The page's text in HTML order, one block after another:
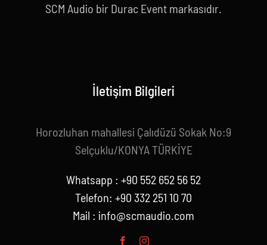
SCM Audio bir Durac Event markasıdır.
İletişim Bilgileri
Horozluhan mahallesi Çalıdüzü Sokak No:9
Selçuklu/KONYA TÜRKİYE
Whatsapp : +90 552 652 56 52
Telefon: +90 332 251 10 70
Mail : info@scmaudio.com